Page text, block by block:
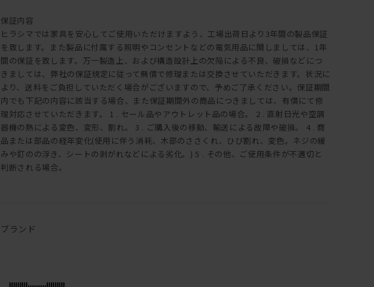
保証内容
ヒラシマでは家具を安心してご使用いただけますよう、工場出荷日より3年間の製品保証
を致します。また製品に付属する照明やコンセントなどの電気用品に関しましては、1年
間の保証を致します。万一製造上、および構造設計上の欠陥による不良、破損などにつ
きましては、弊社の保証規定に従って無償で修理または交換させていただきます。状況に
より、送料をご負担していただく場合がございますので、予めご了承ください。保証期間
内でも下記の内容に該当する場合、また保証期間外の商品につきましては、有償にて修
理対応させていただきます。 1 . セール品やアウトレット品の場合。 2 . 直射日光や空調
器機の熱による変色、変形、割れ。 3 . ご購入後の移動、輸送による故障や破損。 4 . 商
品または部品の経年変化(使用に伴う消耗、木部のささくれ、ひび割れ、変色。ネジの緩
みや釘のの浮き、シートの剥がれなどによる劣化。) 5 . その他、ご使用条件が不適切と
判断される場合。
ブランド